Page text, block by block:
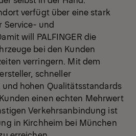
verfügt über eine stark
Service- und
will PALFINGER die
bei den Kunden
verringern. Mit dem
schneller
hohen Qualitätsstandards
einen echten Mehrwert
Verkehrsanbindung ist
in Kirchheim bei München